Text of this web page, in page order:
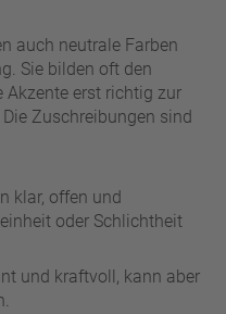
auch neutrale Farben
Sie bilden oft den
Akzente erst richtig zur
Zuschreibungen sind
klar, offen und
oder Schlichtheit
und kraftvoll, kann aber